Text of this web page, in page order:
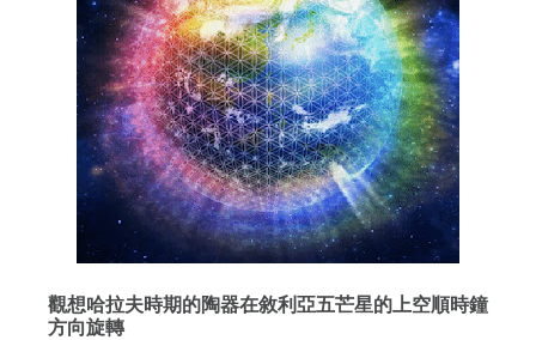
觀想哈拉夫時期的陶器在敘利亞五芒星的上空順時鐘
方向旋轉